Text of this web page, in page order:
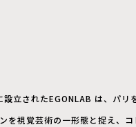
立されたEGONLAB は、パリ
を視覚芸術の一形態と捉え、